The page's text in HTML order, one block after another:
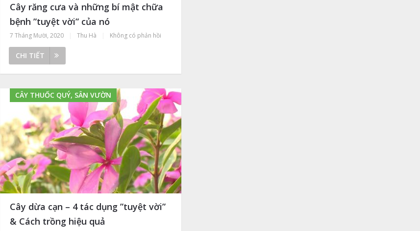
Cây răng cưa và những bí mật chữa
bệnh ”tuyệt vời” của nó
7 Tháng Mười, 2020 Thu Hà Không có phản hồi
CHI TIẾT
CÂY THUỐC QUÝ, SÂN VƯỜN
Cây dừa cạn – 4 tác dụng ”tuyệt vời”
& Cách trồng hiệu quả